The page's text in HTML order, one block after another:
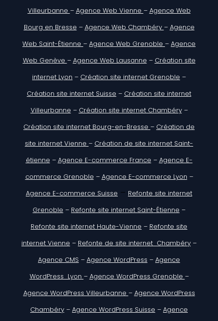
Villeurbanne – Agence Web Vienne – Agence Web
Bourg en Bresse – Agence Web Chambéry – Agence
Web Saint-Étienne – Agence Web Grenoble – Agence
Web Genève – Agence Web Lausanne – Création site
internet Lyon – Création site internet Grenoble –
Création site internet Suisse – Création site internet
Villeurbanne – Création site internet Chambéry–
Création site internet Bourg-en-Bresse – Création de
site internet Vienne – Création de site internet Saint-
étienne – Agence E-commerce France – Agence E-
commerce Grenoble – Agence E-commerce Lyon –
Agence E-commerce Suisse – Refonte site internet
Grenoble – Refonte site internet Saint-Étienne –
Refonte site internet Haute-Vienne – Refonte site
internet Vienne – Refonte de site internet Chambéry –
Agence CMS – Agence WordPress – Agence
WordPress Lyon – Agence WordPress Grenoble –
Agence WordPress Villeurbanne – Agence WordPress
Chambéry – Agence WordPress Suisse – Agence